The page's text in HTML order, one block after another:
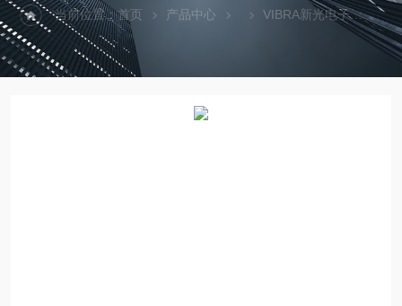
当前位置：首页 产品中心 VIBRA新光电子